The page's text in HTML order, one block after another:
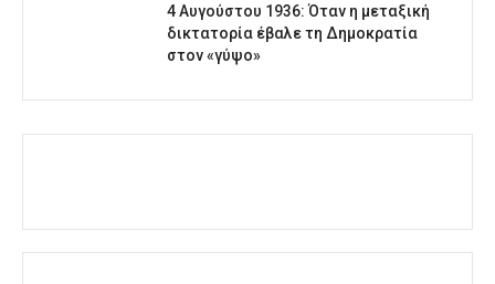
4 Αυγούστου 1936: Όταν η μεταξική
δικτατορία έβαλε τη Δημοκρατία
στον «γύψο»